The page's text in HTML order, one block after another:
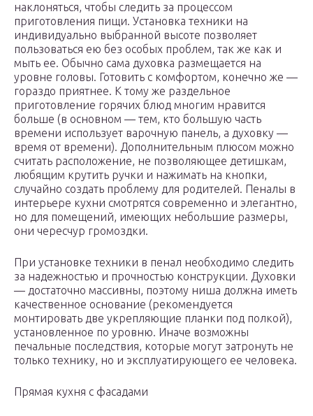
наклоняться, чтобы следить за процессом
приготовления пищи. Установка техники на
индивидуально выбранной высоте позволяет
пользоваться ею без особых проблем, так же как и
мыть ее. Обычно сама духовка размещается на
уровне головы. Готовить с комфортом, конечно же —
гораздо приятнее. К тому же раздельное
приготовление горячих блюд многим нравится
больше (в основном — тем, кто большую часть
времени использует варочную панель, а духовку —
время от времени). Дополнительным плюсом можно
считать расположение, не позволяющее детишкам,
любящим крутить ручки и нажимать на кнопки,
случайно создать проблему для родителей. Пеналы в
интерьере кухни смотрятся современно и элегантно,
но для помещений, имеющих небольшие размеры,
они чересчур громоздки.
При установке техники в пенал необходимо следить
за надежностью и прочностью конструкции. Духовки
— достаточно массивны, поэтому ниша должна иметь
качественное основание (рекомендуется
монтировать две укрепляющие планки под полкой),
установленное по уровню. Иначе возможны
печальные последствия, которые могут затронуть не
только технику, но и эксплуатирующего ее человека.
Прямая кухня с фасадами